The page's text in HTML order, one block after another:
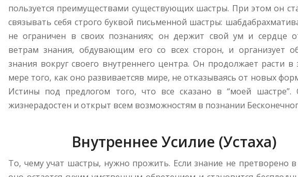
пользуется преимуществами существующих шастры. При этом он
связывать себя строго буквой письменной шастры:
не ограничен в своих познаниях; он держит свой ум и сердце
ветрам знания, обдувающим его со всех сторон, и организует
знания вокруг своего внутреннего центра. Он продолжает расти в
мере того, как оно развиваетсяв мире, не отказываясь от новых
Истины под предлогом того, что все сказано в “моей шастре”.
жизнерадостен и открыт всем возможностям в познании
Внутреннее Усилие (Устаха)
То, чему учат шастры, нужно прожить. Если знание не претворено в